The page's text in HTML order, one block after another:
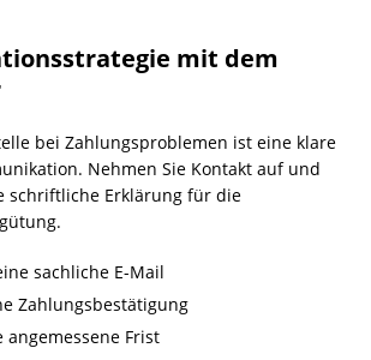
mit dem
bei Zahlungsproblemen ist eine klare
Nehmen Sie Kontakt auf und
schriftliche Erklärung für die
sachliche E-Mail
Zahlungsbestätigung
angemessene Frist